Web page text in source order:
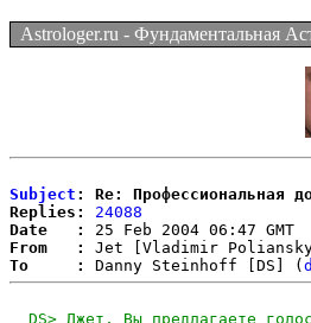
Astrologer.ru - Фундаментальная
Subject : Re: Профессиональная
Replies:
24088
Date   :
From   :
To     :
Danny Steinhoff [DS] (